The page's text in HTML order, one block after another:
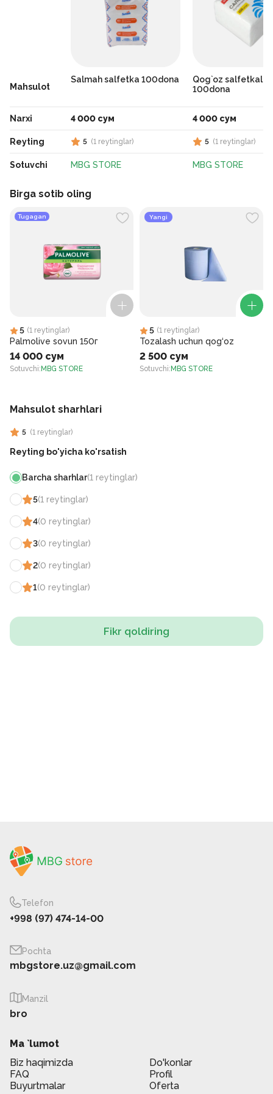
Mahsulot
Narxi
Reyting
Sotuvchi
Salmah salfetka 100dona
4 000 сум
5 (1 reytinglar)
MBG STORE
Qog`oz salfetkalar
100dona
4 000 сум
5 (1 reytinglar)
MBG STORE
Birga sotib oling
Tugagan
5 (1 reytinglar)
Palmolive sovun 150г
14 000 сум
Sotuvchi: MBG STORE
Yangi
5 (1 reytinglar)
Tozalash uchun qog‘oz
2 500 сум
Sotuvchi: MBG STORE
Mahsulot sharhlari
5 (1 reytinglar)
Reyting bo'yicha ko'rsatish
Barcha sharhlar(1 reytinglar)
5(1 reytinglar)
4(0 reytinglar)
3(0 reytinglar)
2(0 reytinglar)
1(0 reytinglar)
Fikr qoldiring
Telefon
+998 (97) 474-14-00
Pochta
mbgstore.uz@gmail.com
Manzil
bro
Ma `lumot
Biz haqimizda
Do'konlar
FAQ
Profil
Buyurtmalar
Oferta